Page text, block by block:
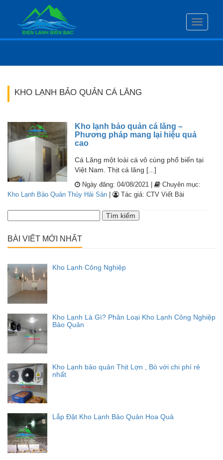
Toggle
KHO LẠNH BẢO QUẢN CÁ LĂNG
Kho lạnh bảo quản cá lăng –
Phương pháp mang lại hiệu quả
cao
Cá Lăng một loài cá vô cùng phổ biến tại
Việt Nam. Thịt cá lăng [...]
Ngày đăng: 04/08/2021 |
Chuyên mục:
Kho Lạnh Bảo Quản Thủy Hải Sản
Tác giả: CTV Viết Bài
kiếm
BÀI VIẾT MỚI NHẤT
Kho Lạnh Công Nghiệp
Kho Lạnh Là Gì? Phân Loại Kho Lạnh Công Nghiệp
Bảo Quản
Kho Lạnh bảo quản Thịt Lợn , Bò với chi phí rẻ
nhất
Lắp Đặt Kho Lạnh Bảo Quản Hoa Quả